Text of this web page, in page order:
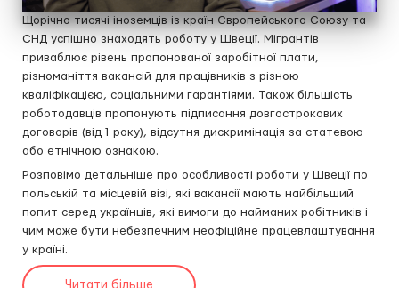
Щорічно тисячі іноземців із країн Європейського Союзу та
СНД успішно знаходять роботу у Швеції. Мігрантів
приваблює рівень пропонованої заробітної плати,
різноманіття вакансій для працівників з різною
кваліфікацією, соціальними гарантіями. Також більшість
роботодавців пропонують підписання довгострокових
договорів (від 1 року), відсутня дискримінація за статевою
або етнічною ознакою.
Розповімо детальніше про особливості роботи у Швеції по
польській та місцевій візі, які вакансії мають найбільший
попит серед українців, які вимоги до найманих робітників і
чим може бути небезпечним неофіційне працевлаштування
у країні.